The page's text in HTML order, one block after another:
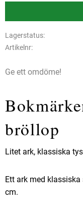
Lagerstatus
Artikelnr
Ge ett omdöme!
bröllop
Litet ark, klassiska
Ett ark med
cm.